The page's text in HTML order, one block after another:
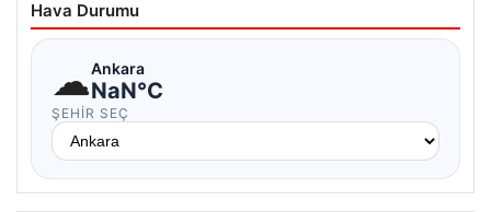
Hava Durumu
☁Ankara
NaN°C
ŞEHIR SEÇ